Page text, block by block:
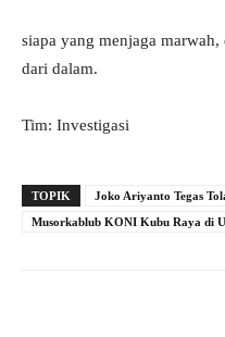
siapa yang menjaga
dari dalam.
Tim: Investigasi
TOPIK
Joko Ariyanto Tegas
Musorkablub KONI Kubu Raya di